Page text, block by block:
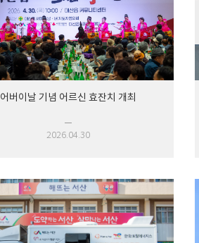
어버이날 기념 어르신 효잔치 개최
2026.04.30